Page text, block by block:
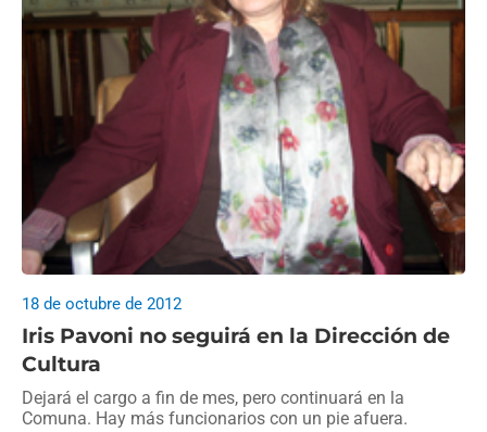
Iris Pavoni no seguirá en la Dirección de
Cultura
18 de octubre de 2012
Dejará el cargo a fin de mes, pero continuará en la
Comuna. Hay más funcionarios con un pie afuera.